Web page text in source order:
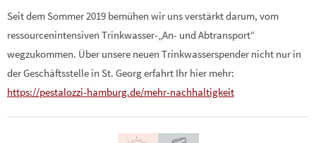
Seit dem Sommer 2019 bemühen wir uns verstärkt darum, vom
ressourcenintensiven Trinkwasser-„An- und Abtransport“
wegzukommen. Über unsere neuen Trinkwasserspender nicht nur in
der Geschäftsstelle in St. Georg erfahrt Ihr hier mehr:
https://pestalozzi-hamburg.de/mehr-nachhaltigkeit